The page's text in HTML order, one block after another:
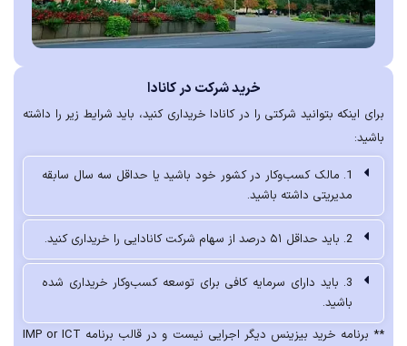
خرید شرکت در کانادا
برای اینکه بتوانید شرکتی را در کانادا خریداری کنید، باید شرایط زیر را داشته
باشید:
1. مالک کسب‌وکار در کشور خود باشید یا حداقل سه سال سابقه
مدیریتی داشته باشید.
2. باید حداقل ۵۱ درصد از سهام شرکت کانادایی را خریداری کنید.
3. باید دارای سرمایه کافی برای توسعه کسب‌وکار خریداری شده
باشید.
** برنامه خرید بیزینس دیگر اجرایی نیست و در قالب برنامه IMP or ICT